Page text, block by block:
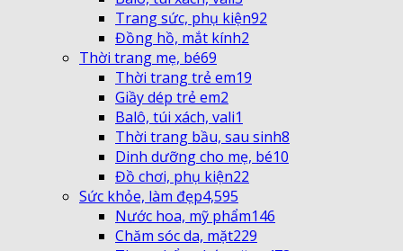
Trang sức, phụ kiện92
Đồng hồ, mắt kính2
Thời trang mẹ, bé69
Thời trang trẻ em19
Giầy dép trẻ em2
Balô, túi xách, vali1
Thời trang bầu, sau sinh8
Dinh dưỡng cho mẹ, bé10
Đồ chơi, phụ kiện22
Sức khỏe, làm đẹp4,595
Nước hoa, mỹ phẩm146
Chăm sóc da, mặt229